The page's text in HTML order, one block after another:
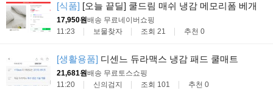
[식품] [오늘 끝딜] 쿨드림 매쉬 냉감 메모리폼 베개
17,950원배송 무료네이버쇼핑
11:23
보물찾자 조회 21 추천 0
[생활용품] 디센느 듀라맥스 냉감 패드 쿨매트
21,681원배송 무료토스쇼핑
11:20
신의검지 조회 101 추천 0